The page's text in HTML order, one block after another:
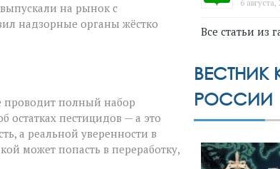
выпускали на рынок с
надзорные органы жёстко
проводит полный набор
остатках пестицидов — а это
а реальной уверенности в
может попасть в переработку,
6 августа,
Все статьи из
ВЕСТНИК
РОССИИ